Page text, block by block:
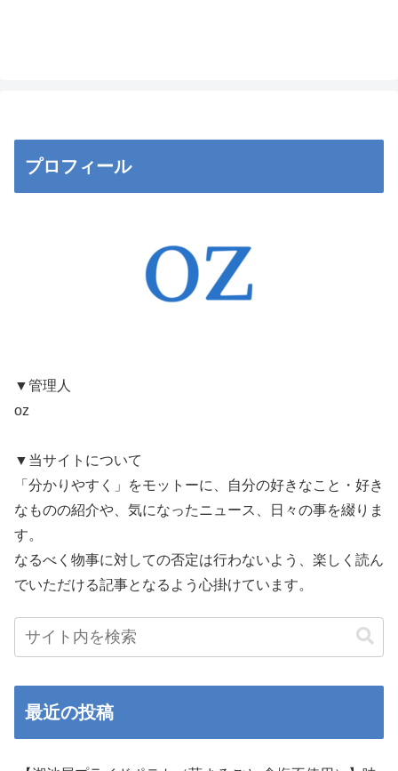
プロフィール
▼管理人
oz
▼当サイトについて
「分かりやすく」をモットーに、自分の好きなこと・好き
なものの紹介や、気になったニュース、日々の事を綴りま
す。
なるべく物事に対しての否定は行わないよう、楽しく読ん
でいただける記事となるよう心掛けています。
最近の投稿